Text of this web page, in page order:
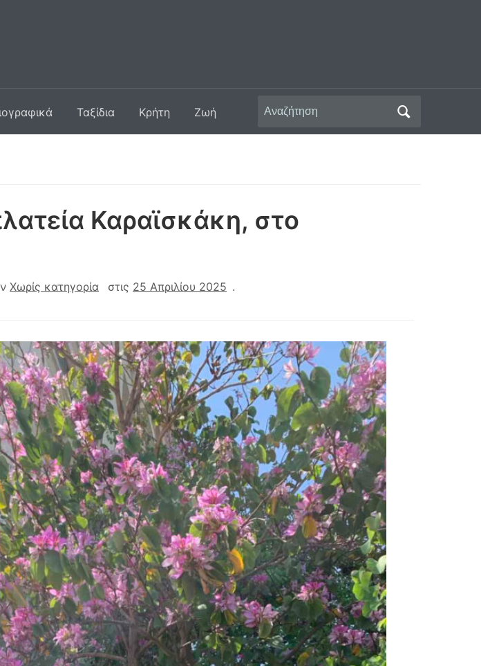
Ταξίδια Κρήτη Ζωή
Αναζήτηση
Καραϊσκάκη, στο
Χωρίς κατηγορία στις 25 Απριλίου 2025 .